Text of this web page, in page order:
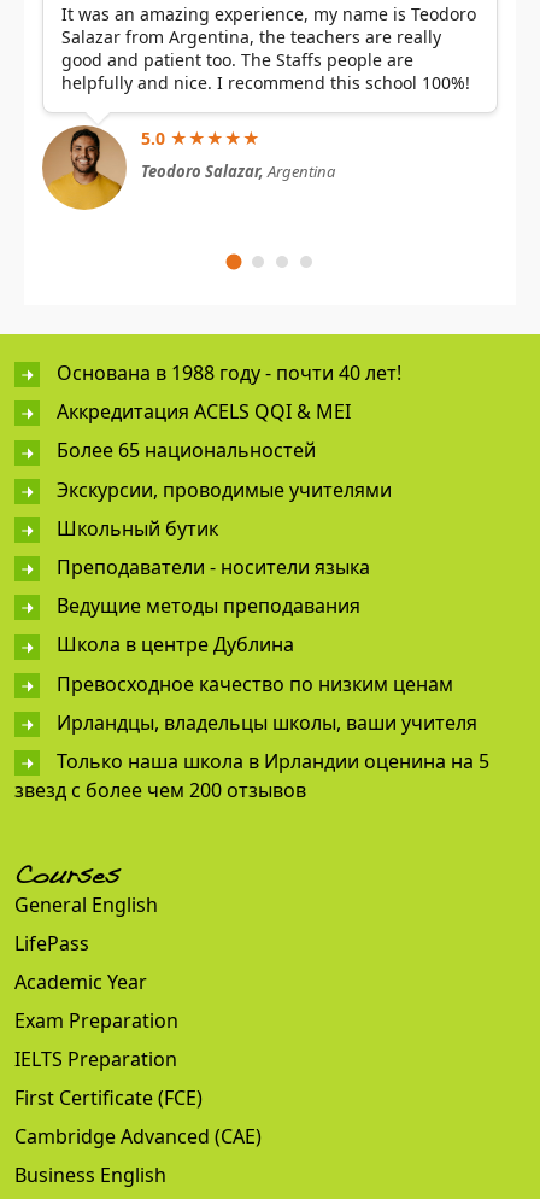
It was an amazing experience, my name is Teodoro
Salazar from Argentina, the teachers are really
good and patient too. The Staffs people are
helpfully and nice. I recommend this school 100%!
5.0 ★★★★★
Teodoro Salazar,Argentina
Основана в 1988 году - почти 40 лет!
Аккредитация ACELS QQI & MEI
Более 65 национальностей
Экскурсии, проводимые учителями
Школьный бутик
Преподаватели - носители языка
Ведущие методы преподавания
Школа в центре Дублина
Превосходное качество по низким ценам
Ирландцы, владельцы школы, ваши учителя
Только наша школа в Ирландии оценина на 5
звезд с более чем 200 отзывов
Courses
General English
LifePass
Academic Year
Exam Preparation
IELTS Preparation
First Certificate (FCE)
Cambridge Advanced (CAE)
Business English